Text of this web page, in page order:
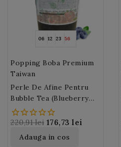
06 12 23 54
Popping Boba Premium
Taiwan
Perle De Afine Pentru
Bubble Tea (Blueberry
Popping Boba) 3,2 Kg
220,91 lei 176,73 lei
Adauga in cos